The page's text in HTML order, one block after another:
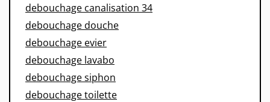
debouchage canalisation 34
debouchage douche
debouchage evier
debouchage lavabo
debouchage siphon
debouchage toilette